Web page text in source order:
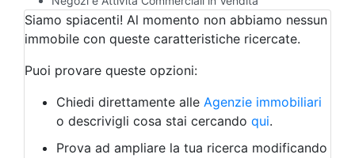
Qualsiasi
Attività/Licenza Commerciale
Azienda Agricola
Bar/Ristorante
Albergo
Laboratorio Artigianale
Negozio/locale commerciale
Agriturismo
Siamo spiacenti! Al momento non abbiamo nessun
immobile con queste caratteristiche ricercate.
Puoi provare queste opzioni:
Chiedi direttamente alle Agenzie immobiliari
o descrivigli cosa stai cercando qui.
Prova ad ampliare la tua ricerca modificando